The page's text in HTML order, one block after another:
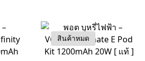
สินค้าหมด